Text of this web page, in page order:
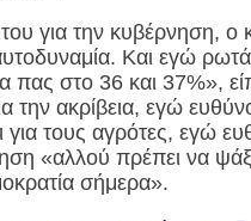
για την κυβέρνηση,
Και εγώ
πας στο 36 και
την ακρίβεια, εγώ
τους αγρότες, εγώ
«αλλού πρέπει να
σήμερα».